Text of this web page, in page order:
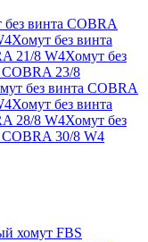
без винта COBRA
Хомут без винта
21/8 W4Хомут без
COBRA 23/8
без винта COBRA
Хомут без винта
28/8 W4Хомут без
COBRA 30/8 W4
хомут FBS